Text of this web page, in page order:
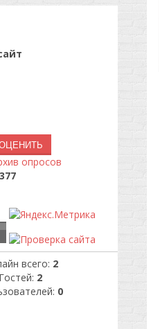
опросов
377
всего: 2
Гостей: 2
0